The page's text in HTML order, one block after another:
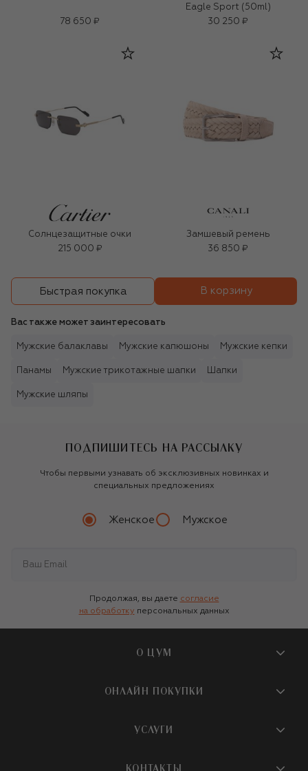
78 650 ₽
Eagle Sport (50ml)
30 250 ₽
Солнцезащитные очки
215 000 ₽
Замшевый ремень
36 850 ₽
Быстрая покупка В корзину
Вас также может заинтересовать
Мужские балаклавы Мужские капюшоны Мужские кепки
Панамы Мужские трикотажные шапки Шапки
Мужские шляпы
ПОДПИШИТЕСЬ НА РАССЫЛКУ
Чтобы первыми узнавать об эксклюзивных новинках и
специальных предложениях
Женское Мужское
Продолжая, вы даете согласие
на обработку персональных данных
О ЦУМ
О магазине
Бутики и ПВЗ ЦУМ
ОНЛАЙН ПОКУПКИ
УСЛУГИ